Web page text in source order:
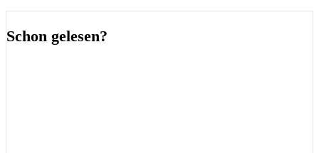
Schon gelesen?